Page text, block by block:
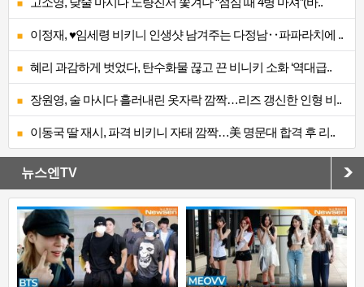
이정재, ♥임세령 비키니 인생샷 남겨주는 다정남‥파파라치에 ..
혜리 과감하게 벗었다, 탄수화물 끊고 끈 비니키 소화 ‘역대급..
장원영, 술 마시다 흘러내린 옷자락 깜짝…리즈 갱신한 인형 비..
이동국 딸 재시, 파격 비키니 자태 깜짝…美 명문대 합격 후 리..
뉴스엔TV